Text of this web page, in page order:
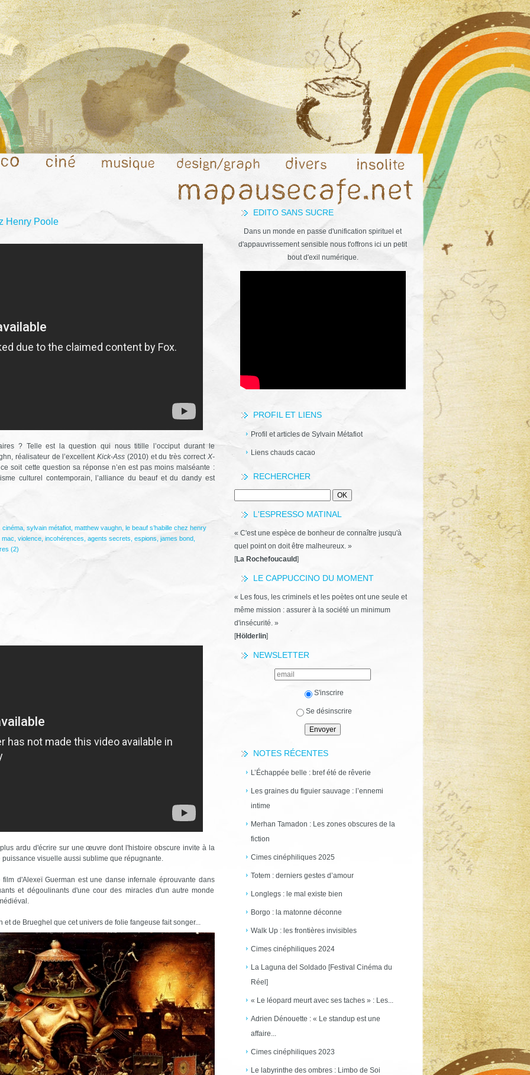
EDITO SANS SUCRE
Dans un monde en passe d'unification spirituel et
d'appauvrissement sensible nous t'offrons ici un petit
bout d'exil numérique.
PROFIL ET LIENS
Profil et articles de Sylvain Métafiot
Liens chauds cacao
RECHERCHER
L'ESPRESSO MATINAL
« C'est une espèce de bonheur de connaître jusqu'à
quel point on doit être malheureux. »
[La Rochefoucauld]
LE CAPPUCCINO DU MOMENT
« Les fous, les criminels et les poètes ont une seule et
même mission : assurer à la société un minimum
d'insécurité. »
[Hölderlin]
NEWSLETTER
S'inscrire
Se désinscrire
NOTES RÉCENTES
L’Échappée belle : bref été de rêverie
Les graines du figuier sauvage : l’ennemi
intime
Merhan Tamadon : Les zones obscures de la
fiction
Cimes cinéphiliques 2025
Totem : derniers gestes d’amour
Longlegs : le mal existe bien
Borgo : la matonne déconne
Walk Up : les frontières invisibles
Cimes cinéphiliques 2024
La Laguna del Soldado [Festival Cinéma du
Réel]
« Le léopard meurt avec ses taches » : Les...
Adrien Dénouette : « Le standup est une
affaire...
Cimes cinéphiliques 2023
Le labyrinthe des ombres : Limbo de Soi
Henry Poole
? Telle est la question qui nous titille l’occiput durant le
réalisateur de l’excellent Kick-Ass (2010) et du très correct X-
soit cette question sa réponse n’en est pas moins malséante :
culturel contemporain, l’alliance du beauf et du dandy est
cinéma, sylvain métafiot, matthew vaughn, le beauf s’habille chez henry
mac violence, incohérences agents secrets espions james bond,
(2)
ardu d'écrire sur une œuvre dont l'histoire obscure invite à la
visuelle aussi sublime que répugnante.
d'Alexeï Guerman est une danse infernale éprouvante dans
et dégoulinants d'une cour des miracles d'un autre monde
de Brueghel que cet univers de folie fangeuse fait songer...